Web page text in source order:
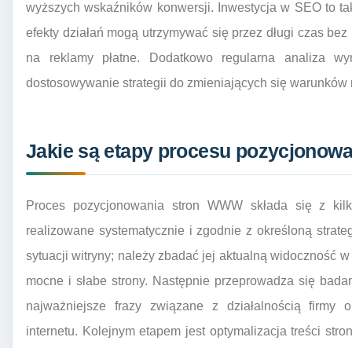
wyższych wskaźników konwersji. Inwestycja w SEO to
efekty działań mogą utrzymywać się przez długi czas
na reklamy płatne. Dodatkowo regularna analiza
dostosowywanie strategii do zmieniających się
Jakie są etapy procesu
Proces pozycjonowania stron WWW składa się z
realizowane systematycznie i zgodnie z określoną
sytuacji witryny; należy zbadać jej aktualną widoczność
mocne i słabe strony. Następnie przeprowadza się
najważniejsze frazy związane z działalnością firmy
internetu. Kolejnym etapem jest optymalizacja treści